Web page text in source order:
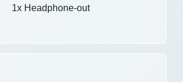
1x Headphone-out